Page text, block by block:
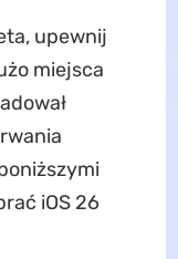
upewnij
miejsca
iOS 26